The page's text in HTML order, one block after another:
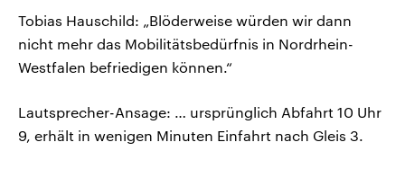
Tobias Hauschild: „Blöderweise würden wir dann
nicht mehr das Mobilitätsbedürfnis in Nordrhein-
Westfalen befriedigen können.“
Lautsprecher-Ansage: … ursprünglich Abfahrt 10 Uhr
9, erhält in wenigen Minuten Einfahrt nach Gleis 3.